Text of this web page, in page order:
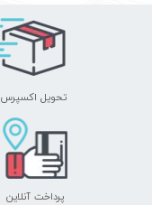
تحویل اکسپرس
پرداخت آنلاین